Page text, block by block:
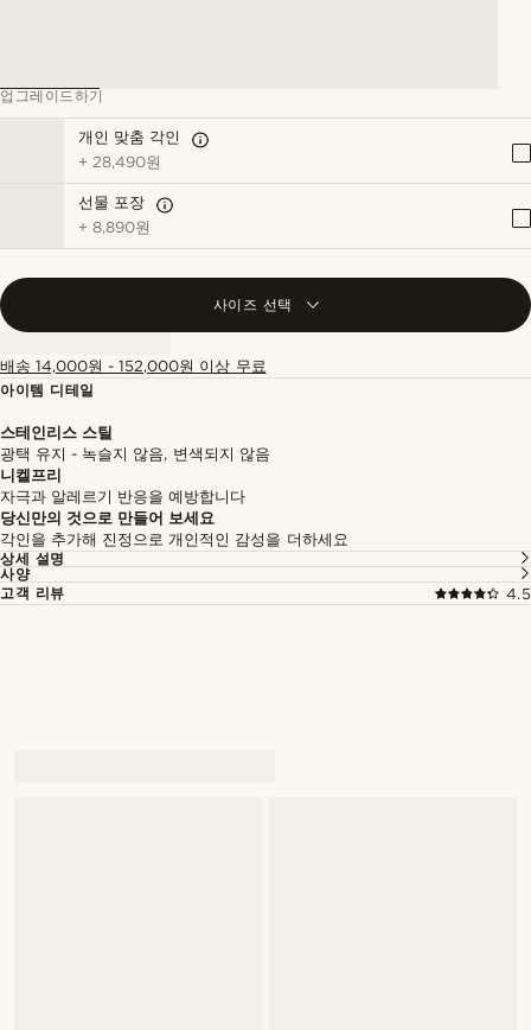
업그레이드하기
개인 맞춤 각인
+28,490원
선물 포장
+8,890원
사이즈 선택
배송 14,000원 - 152,000원 이상 무료
아이템 디테일
스테인리스 스틸
광택 유지 - 녹슬지 않음, 변색되지 않음
니켈프리
자극과 알레르기 반응을 예방합니다
당신만의 것으로 만들어 보세요
각인을 추가해 진정으로 개인적인 감성을 더하세요
상세 설명
사양
고객 리뷰
4.5